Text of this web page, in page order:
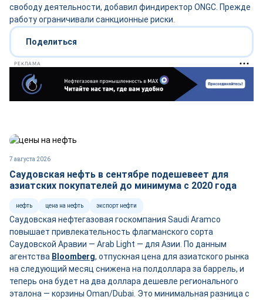
свободу деятельности, добавил финдиректор ONGC. Прежде
работу ограничивали санкционные риски.
Поделиться
РЕКЛАМА
7 августа 2026
Саудовская нефть в сентябре подешевеет для
азиатских покупателей до минимума с 2020 года
нефть цена на нефть экспорт нефти
Саудовская нефтегазовая госкомпания Saudi Aramco
повышает привлекательность флагманского сорта
Саудовской Аравии — Arab Light — для Азии. По данным
агентства Bloomberg, отпускная цена для азиатского рынка
на следующий месяц снижена на полдоллара за баррель, и
теперь она будет на два доллара дешевле регионального
эталона — корзины Oman/Dubai. Это минимальная разница с